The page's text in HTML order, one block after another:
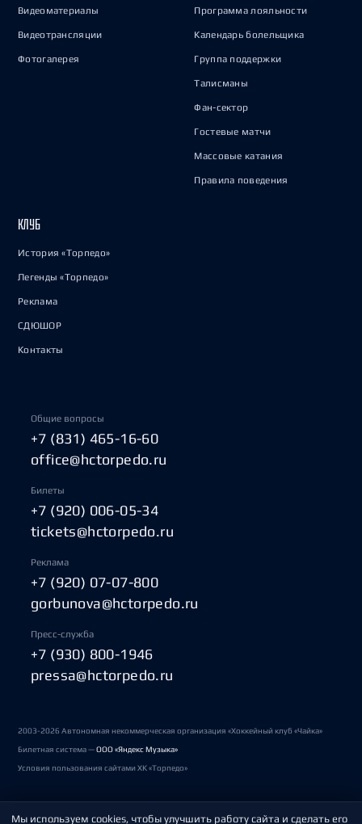
Видеоматериалы
Видеотрансляции
Фотогалерея
Программа лояльности
Календарь болельщика
Группа поддержки
Талисманы
Фан-сектор
Гостевые матчи
Массовые катания
Правила поведения
КЛУБ
История «Торпедо»
Легенды «Торпедо»
Реклама
СДЮШОР
Контакты
Общие вопросы
+7 (831) 465-16-60
office@hctorpedo.ru
Билеты
+7 (920) 006-05-34
tickets@hctorpedo.ru
Реклама
+7 (920) 07-07-800
gorbunova@hctorpedo.ru
Пресс-служба
+7 (930) 800-1946
pressa@hctorpedo.ru
2003-2026 Автономная некоммерческая организация «Хоккейный клуб «Чайка»
Билетная система —ООО «Яндекс Музыка»
Условия пользования сайтами ХК «Торпедо»
Мы используем cookies, чтобы улучшить работу сайта и сделать его